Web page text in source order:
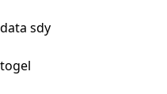
data sdy
togel